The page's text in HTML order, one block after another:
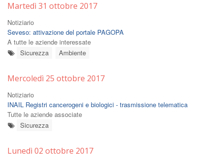
Martedì 31 ottobre 2017
Notiziario
Seveso: attivazione del portale PAGOPA
A tutte le aziende interessate
Sicurezza
Ambiente
Mercoledì 25 ottobre 2017
Notiziario
INAIL Registri cancerogeni e biologici - trasmissione telematica
Tutte le aziende associate
Sicurezza
Lunedì 02 ottobre 2017